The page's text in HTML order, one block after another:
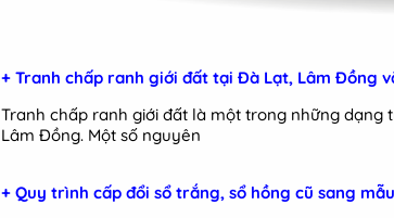
+ Tranh chấp ranh giới đất tại Đà Lạt, Lâm Đồng
Tranh chấp ranh giới đất là một trong những
Lâm Đồng. Một số nguyên
+ Quy trình cấp đổi sổ trắng, sổ hồng cũ sang